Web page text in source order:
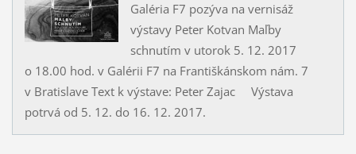
Galéria F7 pozýva na vernisáž
výstavy Peter Kotvan Maľby
schnutím v utorok 5. 12. 2017
o 18.00 hod. v Galérii F7 na Františkánskom nám. 7
v Bratislave Text k výstave: Peter Zajac Výstava
potrvá od 5. 12. do 16. 12. 2017.